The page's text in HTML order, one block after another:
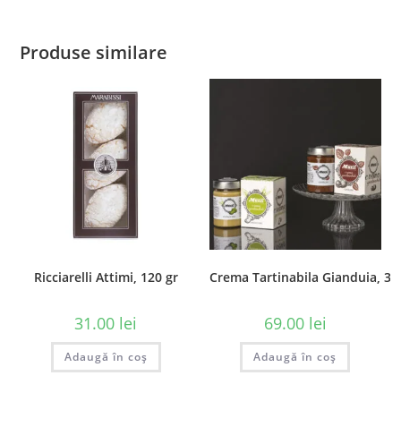
Produse similare
Ricciarelli Attimi, 120 gr
31.00 lei
Adaugă în coș
Crema Tartinabila Gianduia,
69.00 lei
Adaugă în coș